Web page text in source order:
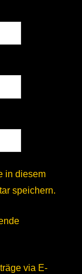
in diesem
speichern.
via E-